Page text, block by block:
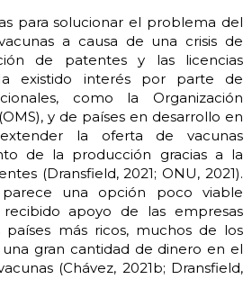
para solucionar el problema del
a causa de una crisis de
de patentes y las licencias
existido interés por parte de
como la Organización
y de países en desarrollo en
la oferta de vacunas
de la producción gracias a la
(Dransfield, 2021; ONU, 2021).
una opción poco viable
apoyo de las empresas
países más ricos, muchos de los
gran cantidad de dinero en el
(Chávez, 2021b; Dransfield,